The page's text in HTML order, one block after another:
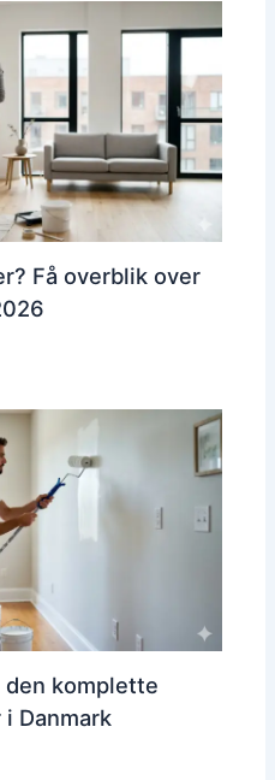
Få overblik over
den komplette
Danmark